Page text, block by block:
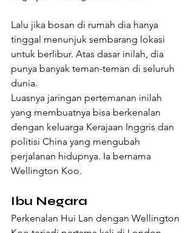
Lalu jika bosan di rumah dia hanya
tinggal menunjuk sembarang lokasi
untuk berlibur. Atas dasar inilah, dia
punya banyak teman-teman di seluruh
dunia.
Luasnya jaringan pertemanan inilah
yang membuatnya bisa berkenalan
dengan keluarga Kerajaan Inggris dan
politisi China yang mengubah
perjalanan hidupnya. Ia bernama
Wellington Koo.
Ibu Negara
Perkenalan Hui Lan dengan Wellington